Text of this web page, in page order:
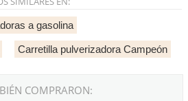
a gasolina
Carretilla pulverizadora Campeón
COMPRARON: